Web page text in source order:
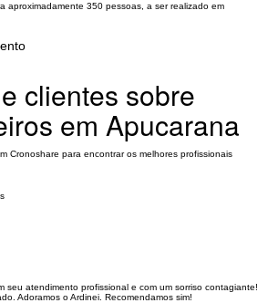
aproximadamente 350 pessoas, a ser realizado em
clientes sobre
em Apucarana
Cronoshare para encontrar os melhores profissionais
seu atendimento profissional e com um sorriso contagiante!
Adoramos o Ardinei. Recomendamos sim!